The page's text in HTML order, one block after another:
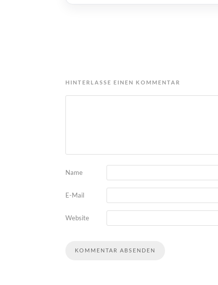
HINTERLASSE EINEN KOMMENTAR
Name
E-Mail
Website